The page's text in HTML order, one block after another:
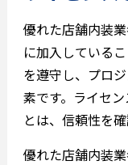
優れた店舗内装
に加入している
を遵守し、プロ
素です。ライセ
とは、信頼性を
優れた店舗内装